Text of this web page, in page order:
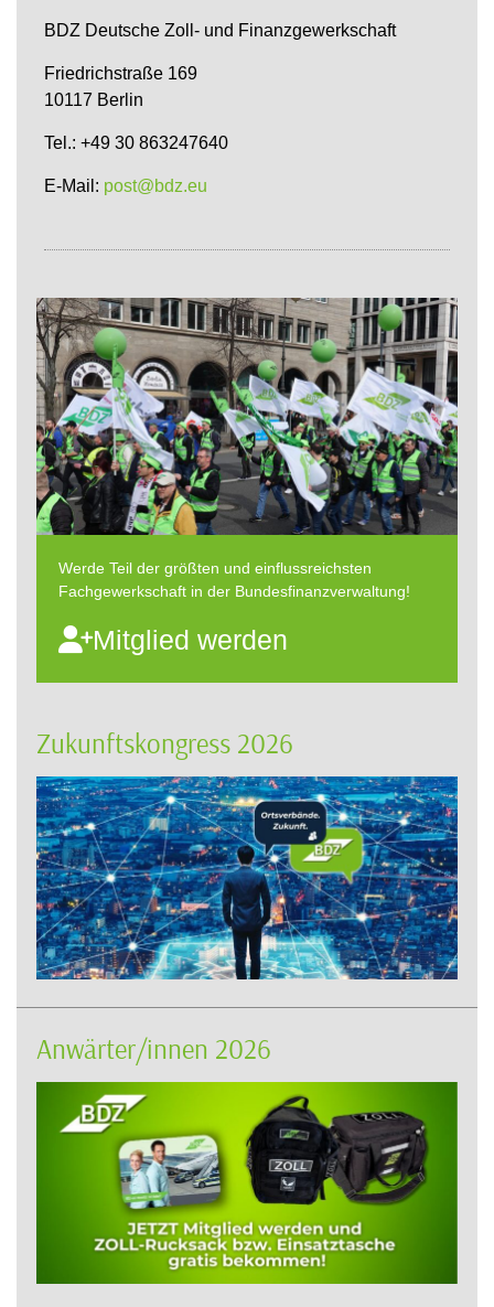
BDZ Deutsche Zoll- und Finanzgewerkschaft
Friedrichstraße 169
10117 Berlin
Tel.: +49 30 863247640
E-Mail: post@bdz.eu
Werde Teil der größten und einflussreichsten
Fachgewerkschaft in der Bundesfinanzverwaltung!
Mitglied werden
Zukunftskongress 2026
Anwärter/innen 2026